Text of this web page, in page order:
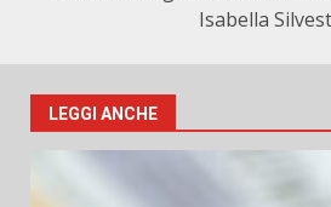
Isabella
LEGGI ANCHE